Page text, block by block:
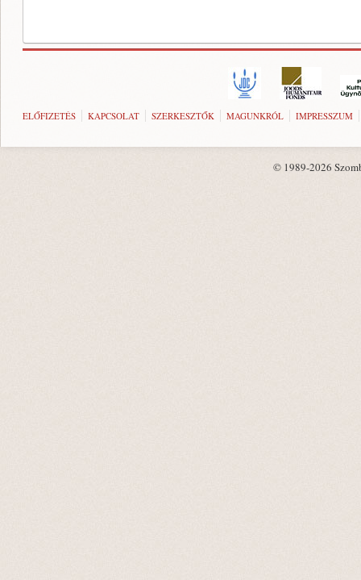
ELŐFIZETÉS KAPCSOLAT SZERKESZTŐK MAGUNKRÓL IMPRESSZUM
© 1989-2026